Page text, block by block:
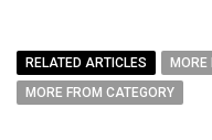
RELATED ARTICLES
MORE
MORE FROM CATEGORY